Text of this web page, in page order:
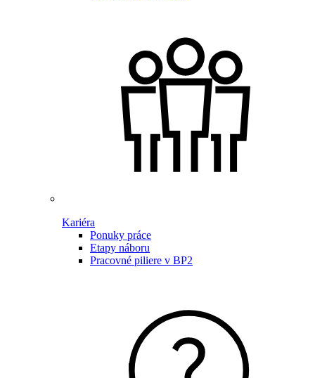
Kariéra
Ponuky práce
Etapy náboru
Pracovné piliere v BP2